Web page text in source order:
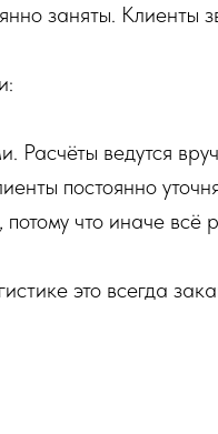
заняты. Клиенты
Расчёты ведутся
постоянно
что иначе всё
это всегда